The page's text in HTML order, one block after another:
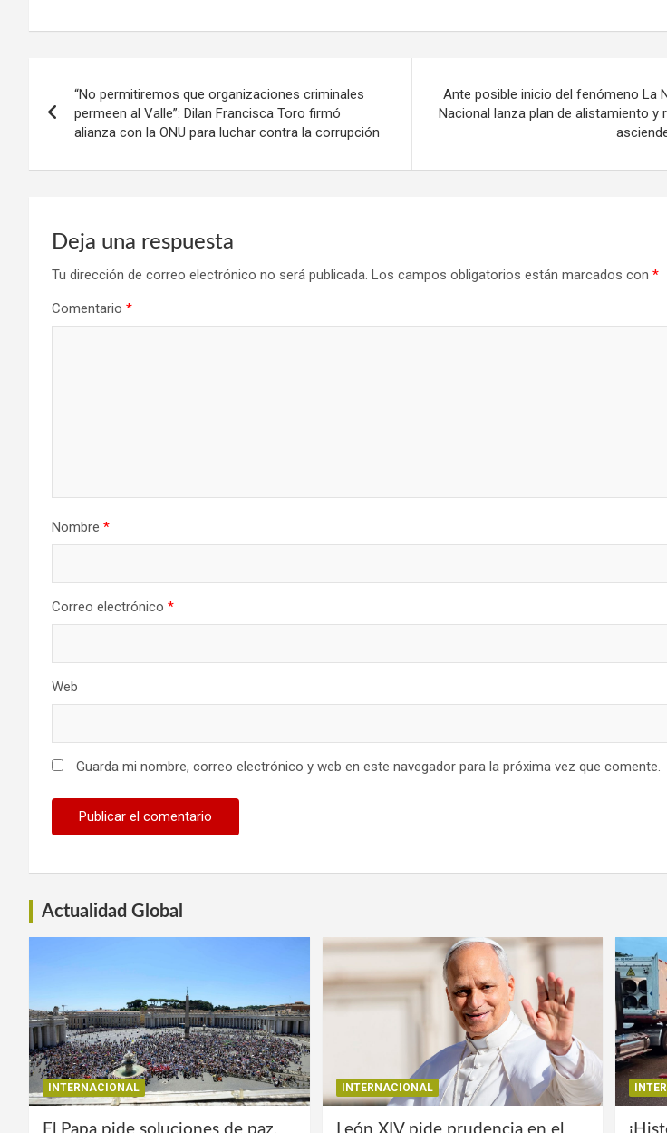
de
“No permitiremos que organizaciones criminales
permeen al Valle”: Dilan Francisca Toro firmó
alianza con la ONU para luchar contra la corrupción
Ante posible inicio del fenómeno La
Nacional lanza plan de alistamiento y
Deja una respuesta
Tu dirección de correo electrónico no será publicada. Los campos obligatorios están marcados con *
Comentario *
Nombre *
Correo electrónico *
Web
Guarda mi nombre, correo electrónico y web en este navegador para la próxima vez que comente.
Actualidad Global
INTERNACIONAL
El Papa pide soluciones de paz,
INTERNACIONAL
León XIV pide prudencia en el